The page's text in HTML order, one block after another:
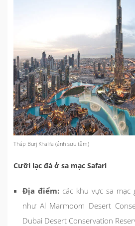
Tháp Burj Khalifa (ảnh sưu tầm)
Cưỡi lạc đà ở sa mạc Safari
Địa điểm: các khu vực sa mạc
như Al Marmoom Desert
Dubai Desert Conservation